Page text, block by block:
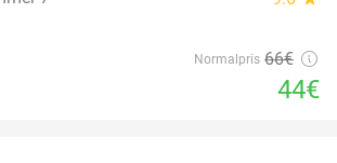
Normalpris 66€
44€